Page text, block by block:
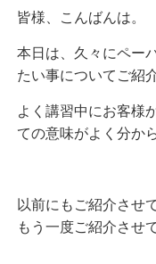
皆様、こんばんは。
本日は、久々にペー
たい事についてご紹
よく講習中にお客様
ての意味がよく分か
以前にもご紹介させ
もう一度ご紹介させ